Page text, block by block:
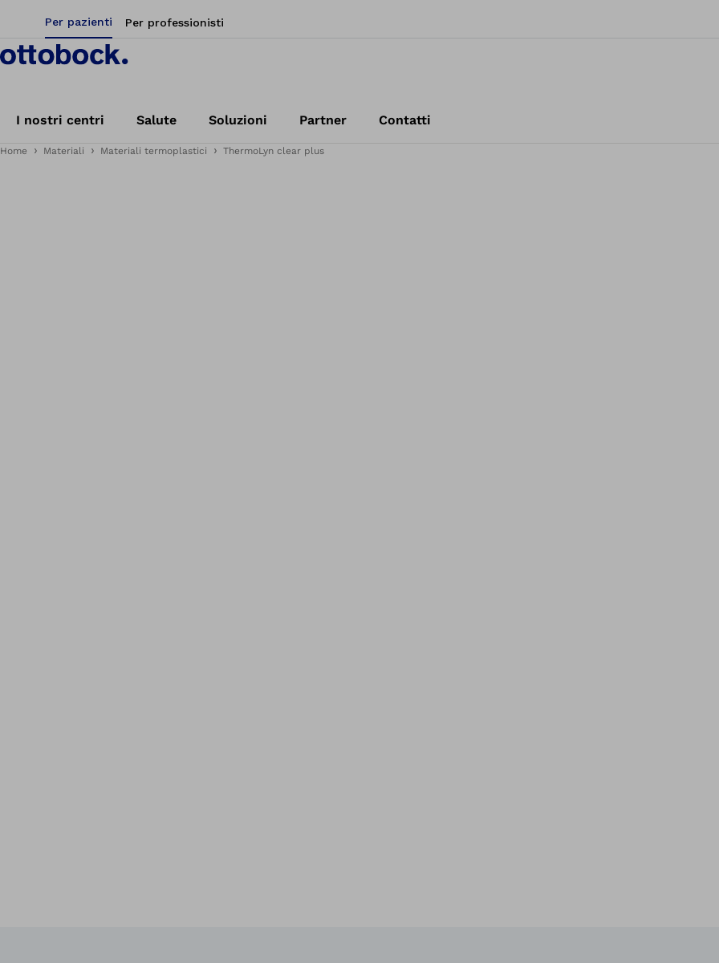
Per pazienti Per professionisti
I nostri centri Salute Soluzioni Partner Contatti
Home Materiali Materiali termoplastici ThermoLyn clear plus